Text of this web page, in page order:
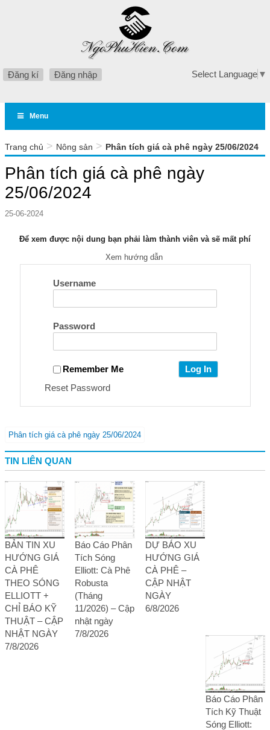
Đăng kí Đăng nhập Select Language ▼
Menu
Trang chủ > Nông sản > Phân tích giá cà phê ngày 25/06/2024
Phân tích giá cà phê ngày
25/06/2024
25-06-2024
Để xem được nội dung bạn phải làm thành viên và sẽ mất phí
Xem hướng dẫn
Username
Password
Remember Me
Reset Password
Phân tích giá cà phê ngày 25/06/2024
TIN LIÊN QUAN
BẢN TIN XU
HƯỚNG GIÁ
CÀ PHÊ
THEO SÓNG
ELLIOTT +
CHỈ BÁO KỸ
THUẬT – CẬP
NHẬT NGÀY
7/8/2026
Báo Cáo Phân
Tích Sóng
Elliott: Cà Phê
Robusta
(Tháng
11/2026) – Cập
nhật ngày
7/8/2026
DỰ BÁO XU
HƯỚNG GIÁ
CÀ PHÊ –
CẬP NHẬT
NGÀY
6/8/2026
Báo Cáo Phân
Tích Kỹ Thuật
Sóng Elliott: